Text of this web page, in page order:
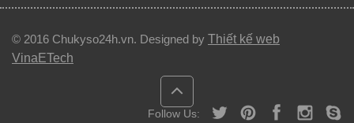
© 2016 Chukyso24h.vn. Designed by Thiết kế web
VinaETech
Follow Us: